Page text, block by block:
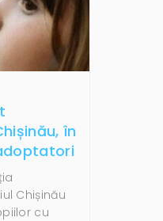
în
Chișinău
cu